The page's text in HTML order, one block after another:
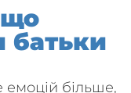
що
батьки
емоцій більше,